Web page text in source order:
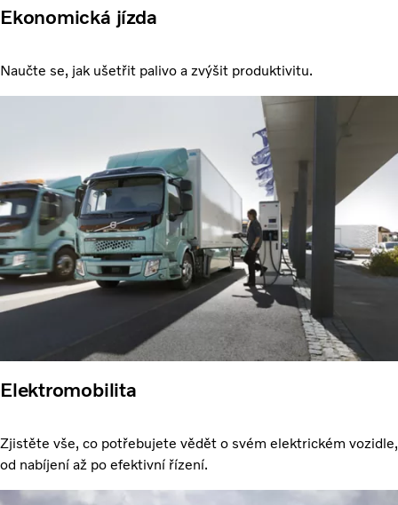
Ekonomická jízda
Naučte se, jak ušetřit palivo a zvýšit produktivitu.
Elektromobilita
Zjistěte vše, co potřebujete vědět o svém elektrickém vozidle,
od nabíjení až po efektivní řízení.